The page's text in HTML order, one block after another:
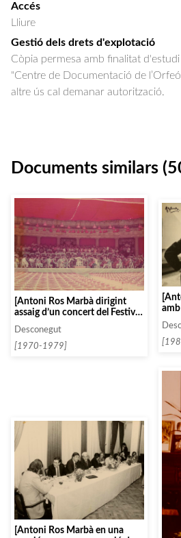
Accés
Lliure
Gestió dels drets d'explotació
Còpia permesa amb finalitat
"Centre de Documentació de
altre ús cal demanar autorització.
Documents similars
[Antoni Ros Marbà dirigint
assaig d’un concert del Festival
de Granada]
Desconegut
[1970-1979]
[Antoni Ros Marbà en una